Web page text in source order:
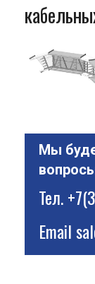
Мы
Тел.
Email